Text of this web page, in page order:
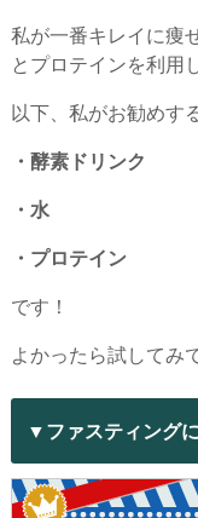
私が一番キレイに痩
とプロテインを利用
以下、私がお勧めす
・酵素ドリンク
・水
・プロテイン
です！
よかったら試してみ
▼ファスティング